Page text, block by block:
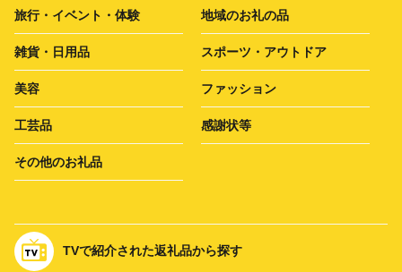
旅行・イベント・体験 地域のお礼の品
雑貨・日用品 スポーツ・アウトドア
美容 ファッション
工芸品 感謝状等
その他のお礼品
TVで紹介された返礼品から探す